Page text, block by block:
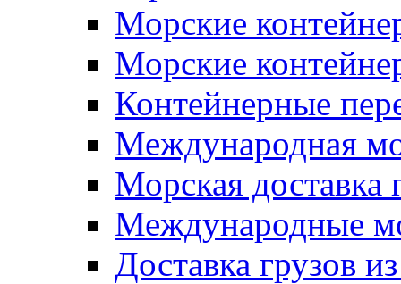
Морские
Морские
Контейнерные
Международная
Морская доставка
Международные
Доставка грузов